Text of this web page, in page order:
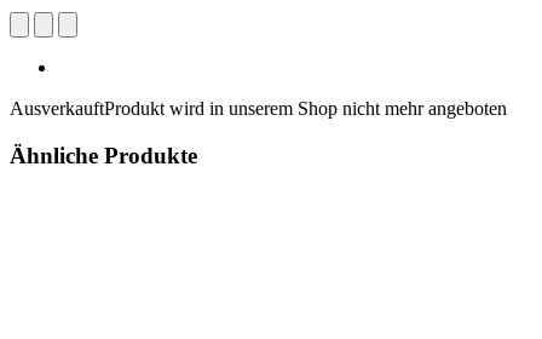
AusverkauftProdukt wird in unserem Shop nicht mehr angeboten
Ähnliche Produkte